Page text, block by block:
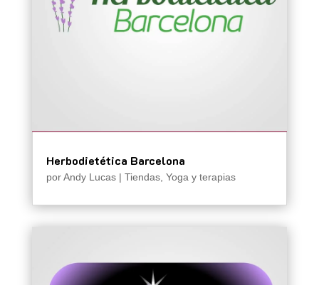
Herbodietética Barcelona
porAndy Lucas| Tiendas, Yoga y terapias